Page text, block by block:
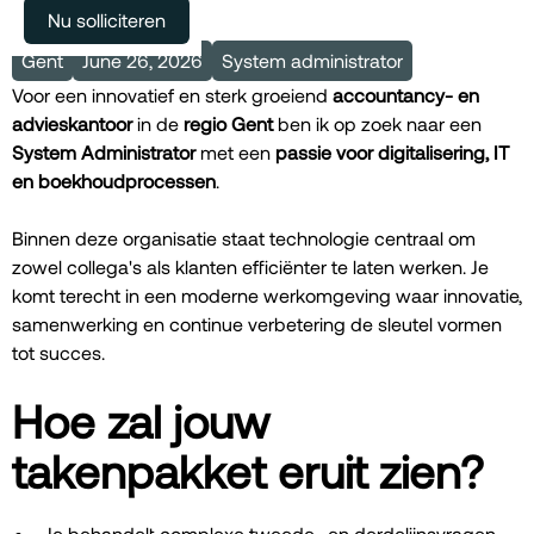
Gent June 26, 2026
System administrator
Voor een innovatief en sterk groeiend accountancy- en
advieskantoorin de regio Gentben ik op zoek naar een
System Administratormet een passie voor digitalisering, IT
en boekhoudprocessen.
Binnen deze organisatie staat technologie centraal om
zowel collega's als klanten efficiënter te laten werken. Je
komt terecht in een moderne werkomgeving waar innovatie,
samenwerking en continue verbetering de sleutel vormen
tot succes.
Hoe zal jouw
takenpakket eruit zien?
Nu solliciteren